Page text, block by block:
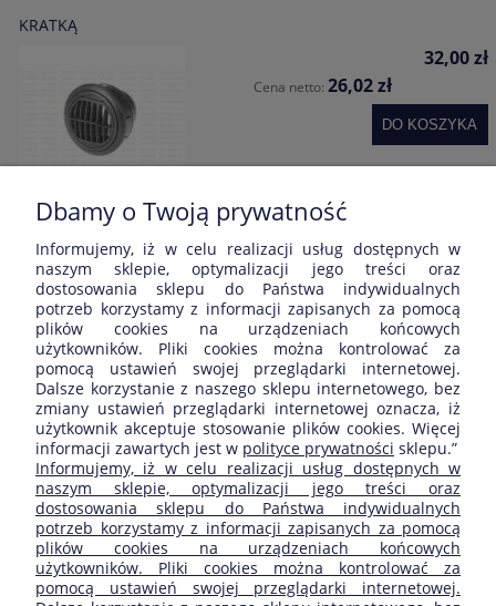
KRATKĄ
32,00 zł
Cena netto: 26,02 zł
DO KOSZYKA
Opinie o produkcie (0)
Wyświetlane są wszystkie opinie (pozytywne i negatywne). Nie
weryfikujemy, czy pochodzą one od klientów, którzy kupili dany
produkt.
ZAKUPY
POMOC
MOJE KONTO
Dbamy o Twoją prywatność
Informujemy, iż w celu realizacji usług dostępnych w
naszym sklepie, optymalizacji jego treści oraz
dostosowania sklepu do Państwa indywidualnych
potrzeb korzystamy z informacji zapisanych za pomocą
plików cookies na urządzeniach końcowych
użytkowników. Pliki cookies można kontrolować za
pomocą ustawień swojej przeglądarki internetowej.
Dalsze korzystanie z naszego sklepu internetowego, bez
zmiany ustawień przeglądarki internetowej oznacza, iż
użytkownik akceptuje stosowanie plików cookies. Więcej
informacji zawartych jest w polityce prywatności sklepu.”
Informujemy, iż w celu realizacji usług dostępnych w
naszym sklepie, optymalizacji jego treści oraz
dostosowania sklepu do Państwa indywidualnych
potrzeb korzystamy z informacji zapisanych za pomocą
plików cookies na urządzeniach końcowych
użytkowników. Pliki cookies można kontrolować za
pomocą ustawień swojej przeglądarki internetowej.